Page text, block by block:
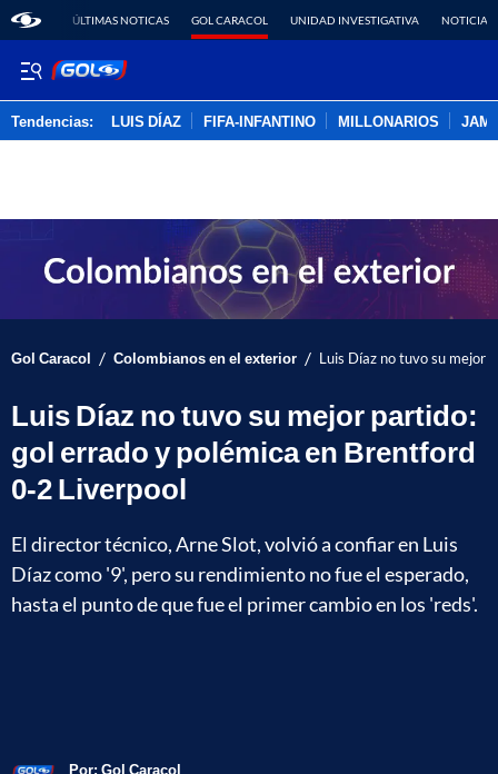
ÚLTIMAS NOTICAS GOL CARACOL UNIDAD INVESTIGATIVA NOTICIAS
Tendencias: LUIS DÍAZ FIFA-INFANTINO MILLONARIOS
Gol Caracol / Colombianos en el exterior / Luis Díaz no tuvo su mejor
Luis Díaz no tuvo su mejor partido:
gol errado y polémica en Brentford
0-2 Liverpool
El director técnico, Arne Slot, volvió a confiar en Luis
Díaz como '9', pero su rendimiento no fue el esperado,
hasta el punto de que fue el primer cambio en los 'reds'.
Por: Gol Caracol